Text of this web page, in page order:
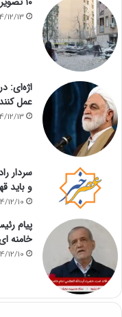
12/13
اژه‌ای:
عمل
12/13
سردار
و باید
12/10
پیام
خامنه
12/10